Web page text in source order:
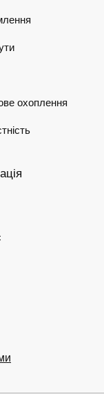
охоплення